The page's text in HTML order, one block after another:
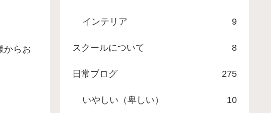
からお
インテリア 9
スクールについて 8
日常ブログ 275
いやしい（卑しい） 10